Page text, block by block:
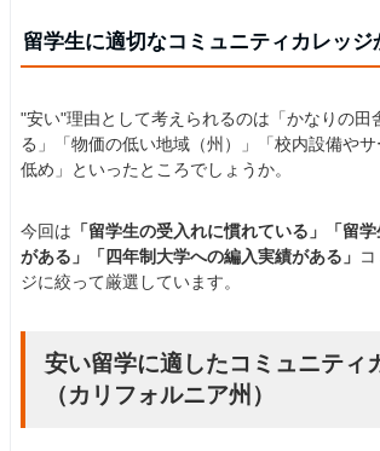
留学生に適切なコミュニティカレッジ
"安い"理由として考えられるのは「かなりの田
る」「物価の低い地域（州）」「校内設備や
低め」といったところでしょうか。
今回は 「留学生の受入れに慣れている」「留
がある」「四年制大学への編入実績がある」
ジに絞って厳選しています。
安い留学に適したコミュニティ
（カリフォルニア州）